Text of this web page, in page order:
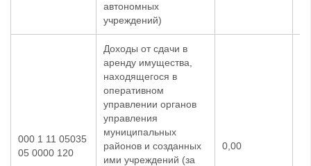
автономных
учреждений)
000 1 11 05035
05 0000 120
Доходы от сдачи в
аренду имущества,
находящегося в
оперативном
управлении органов
управления
муниципальных
районов и созданных
ими учреждений (за
0,00